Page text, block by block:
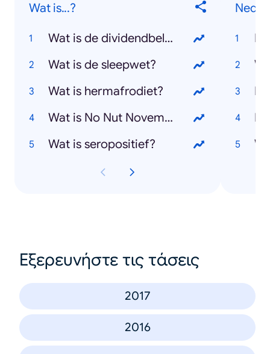
Wat is...?
Wat is de dividendbelasting?
Wat is de sleepwet?
Wat is hermafrodiet?
Wat is No Nut November?
Wat is seropositief?
Εξερευνήστε τις τάσεις
2017
2016